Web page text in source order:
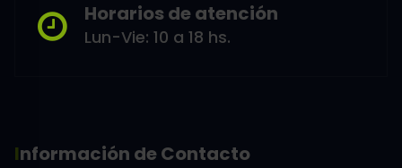
Horarios de atención
Lun-Vie: 10 a 18 hs.
Información de Contacto